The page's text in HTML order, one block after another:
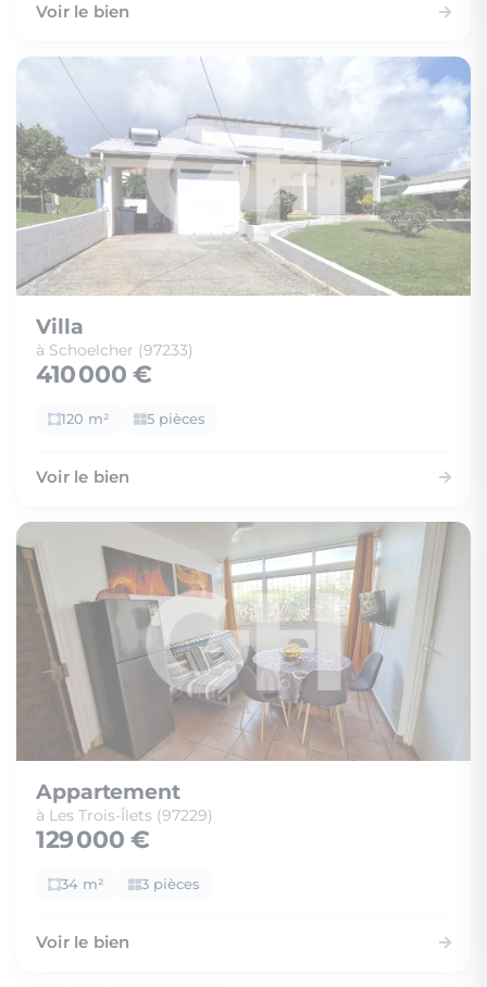
Voir le bien
Villa
à Schoelcher (97233)
410 000 €
120 m² 5 pièces
Voir le bien
Appartement
à Les Trois-Îlets (97229)
129 000 €
34 m² 3 pièces
Voir le bien